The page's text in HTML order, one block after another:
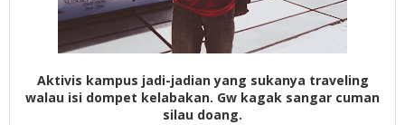
Aktivis kampus jadi-jadian yang sukanya traveling
walau isi dompet kelabakan. Gw kagak sangar cuman
silau doang.